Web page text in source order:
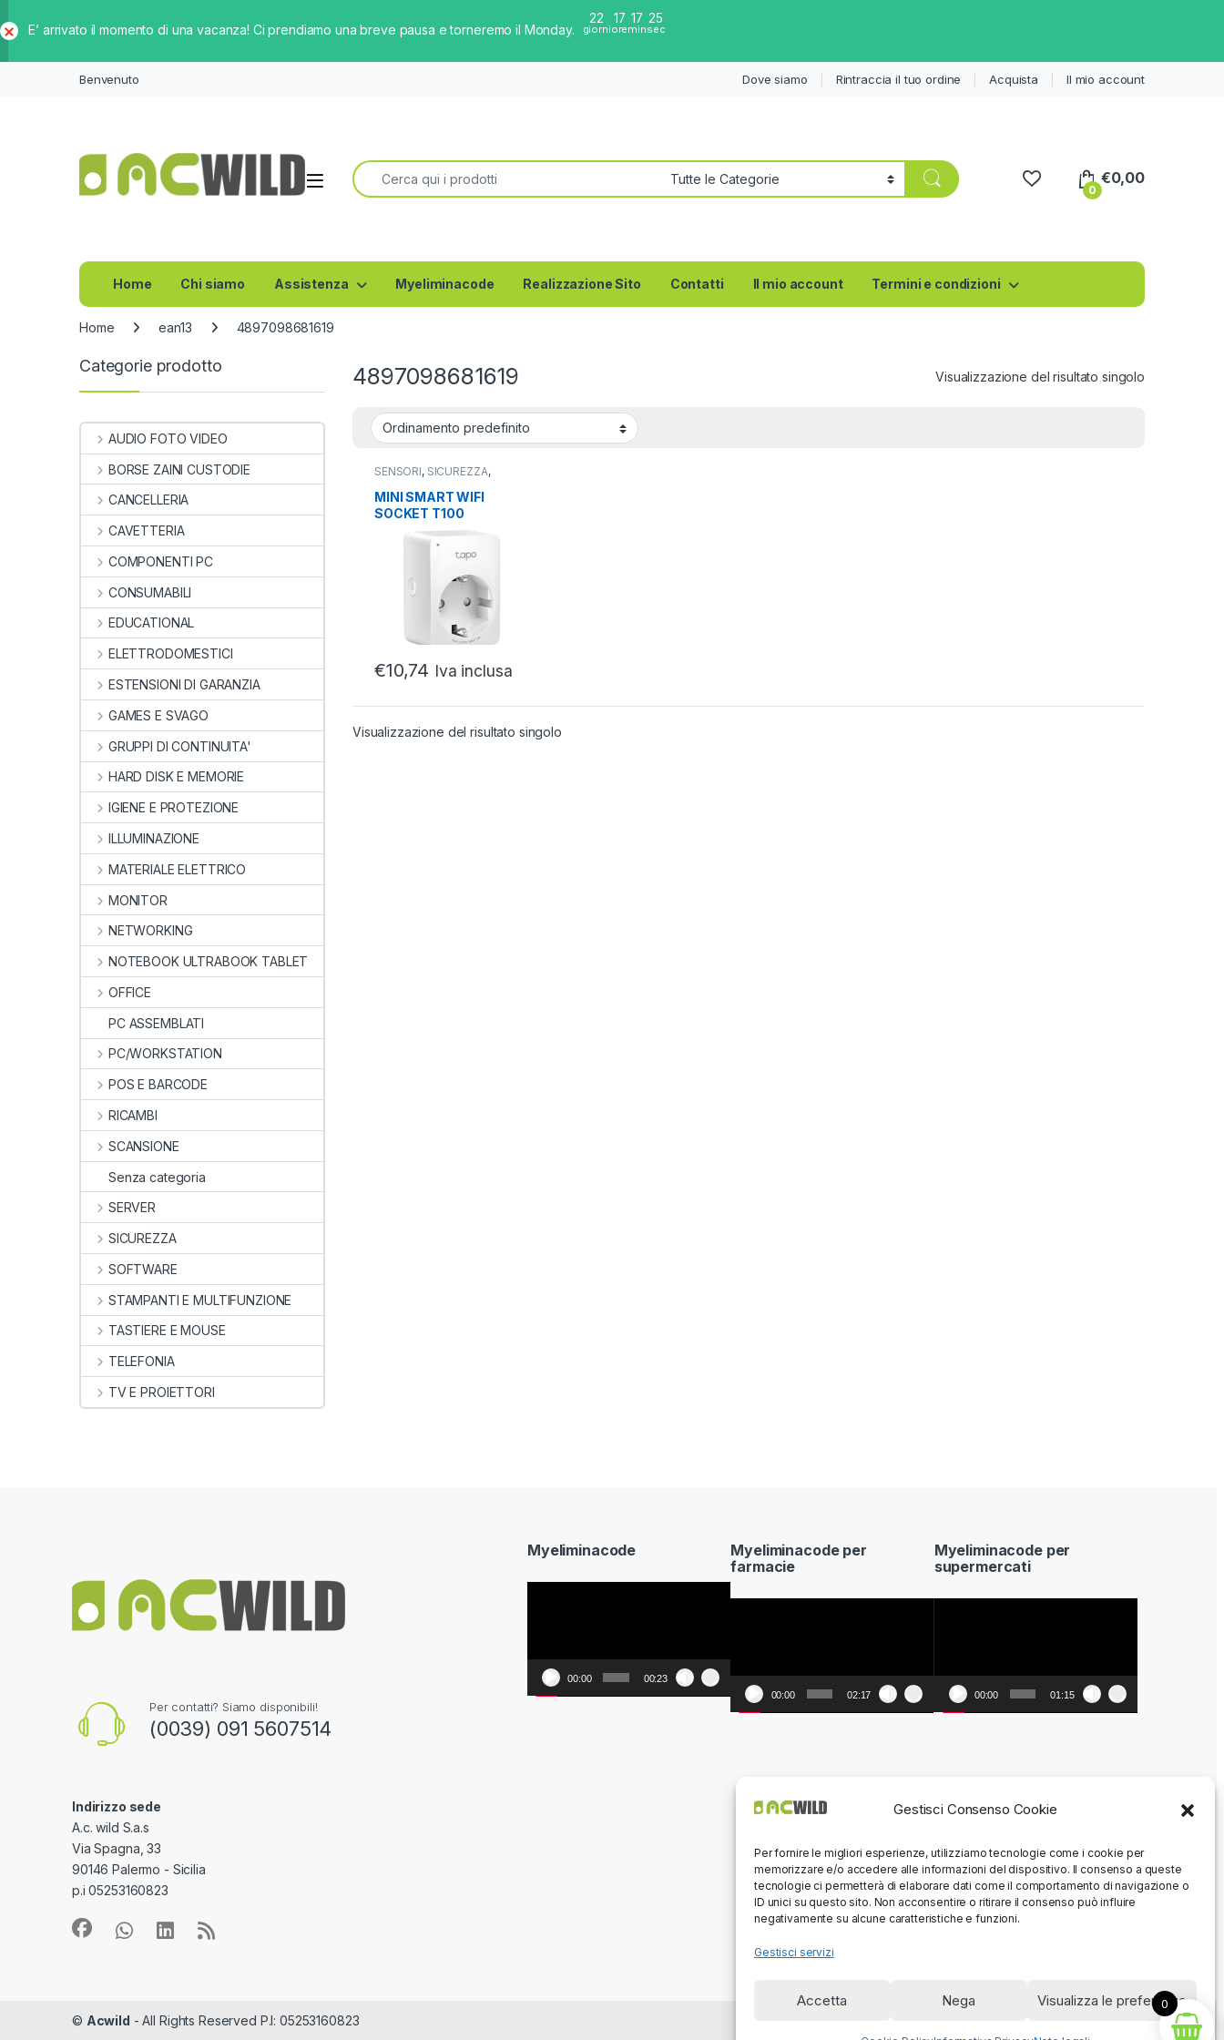
Gestisci Consenso Cookie
Per fornire le migliori esperienze, utilizziamo tecnologie come i cookie per
memorizzare e/o accedere alle informazioni del dispositivo. Il consenso a queste
tecnologie ci permetterà di elaborare dati come il comportamento di navigazione o
ID unici su questo sito. Non acconsentire o ritirare il consenso può influire
negativamente su alcune caratteristiche e funzioni.
Gestisci servizi
Accetta Nega Visualizza le preferenze
E’ arrivato il momento di una vacanza! Ci prendiamo una breve pausa e torneremo il Monday.
22
giorni
17
ore
17
min
24
sec
Benvenuto Dove siamo Rintraccia il tuo ordine Acquista Il mio account
Ricerca per:
0
€0,00
Home Chi siamo Assistenza Myeliminacode Realizzazione Sito Contatti Il mio account Termini e condizioni
Home ean13 4897098681619
4897098681619 Visualizzazione del risultato singolo
SENSORI, SICUREZZA,
MINI SMART WIFI
SOCKET T100
€10,74 Iva inclusa
Visualizzazione del risultato singolo
Categorie prodotto
AUDIO FOTO VIDEO
BORSE ZAINI CUSTODIE
CANCELLERIA
CAVETTERIA
COMPONENTI PC
CONSUMABILI
EDUCATIONAL
ELETTRODOMESTICI
ESTENSIONI DI GARANZIA
GAMES E SVAGO
GRUPPI DI CONTINUITA'
HARD DISK E MEMORIE
IGIENE E PROTEZIONE
ILLUMINAZIONE
MATERIALE ELETTRICO
MONITOR
NETWORKING
NOTEBOOK ULTRABOOK TABLET
OFFICE
PC ASSEMBLATI
PC/WORKSTATION
POS E BARCODE
RICAMBI
SCANSIONE
Senza categoria
SERVER
SICUREZZA
SOFTWARE
STAMPANTI E MULTIFUNZIONE
TASTIERE E MOUSE
TELEFONIA
TV E PROIETTORI
Per contatti? Siamo disponibili!
(0039) 091 5607514
Indirizzo sede
A.c. wild S.a.s
Via Spagna, 33
90146 Palermo - Sicilia
p.i 05253160823
Myeliminacode
00:00 00:23
Myeliminacode per
farmacie
00:00 02:17
Myeliminacode per
supermercati
00:00 01:15
© Acwild - All Rights Reserved P.I: 05253160823
0